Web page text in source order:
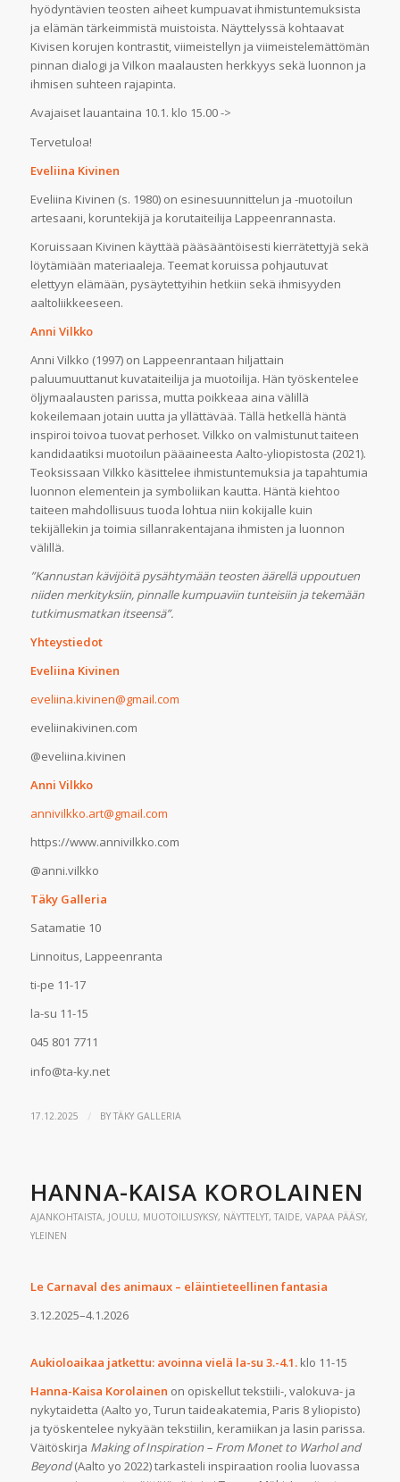
hyödyntävien teosten aiheet kumpuavat ihmistuntemuksista
ja elämän tärkeimmistä muistoista. Näyttelyssä kohtaavat
Kivisen korujen kontrastit, viimeistellyn ja viimeistelemättömän
pinnan dialogi ja Vilkon maalausten herkkyys sekä luonnon ja
ihmisen suhteen rajapinta.
Avajaiset lauantaina 10.1. klo 15.00 ->
Tervetuloa!
Eveliina Kivinen
Eveliina Kivinen (s. 1980) on esinesuunnittelun ja -muotoilun
artesaani, koruntekijä ja korutaiteilija Lappeenrannasta.
Koruissaan Kivinen käyttää pääsääntöisesti kierrätettyjä sekä
löytämiään materiaaleja. Teemat koruissa pohjautuvat
elettyyn elämään, pysäytettyihin hetkiin sekä ihmisyyden
aaltoliikkeeseen.
Anni Vilkko
Anni Vilkko (1997) on Lappeenrantaan hiljattain
paluumuuttanut kuvataiteilija ja muotoilija. Hän työskentelee
öljymaalausten parissa, mutta poikkeaa aina välillä
kokeilemaan jotain uutta ja yllättävää. Tällä hetkellä häntä
inspiroi toivoa tuovat perhoset. Vilkko on valmistunut taiteen
kandidaatiksi muotoilun pääaineesta Aalto-yliopistosta (2021).
Teoksissaan Vilkko käsittelee ihmistuntemuksia ja tapahtumia
luonnon elementein ja symboliikan kautta. Häntä kiehtoo
taiteen mahdollisuus tuoda lohtua niin kokijalle kuin
tekijällekin ja toimia sillanrakentajana ihmisten ja luonnon
välillä.
”Kannustan kävijöitä pysähtymään teosten äärellä uppoutuen
niiden merkityksiin, pinnalle kumpuaviin tunteisiin ja tekemään
tutkimusmatkan itseensä”.
Yhteystiedot
Eveliina Kivinen
eveliina.kivinen@gmail.com
eveliinakivinen.com
@eveliina.kivinen
Anni Vilkko
annivilkko.art@gmail.com
https://www.annivilkko.com
@anni.vilkko
Täky Galleria
Satamatie 10
Linnoitus, Lappeenranta
ti-pe 11-17
la-su 11-15
045 801 7711
info@ta-ky.net
17.12.2025 / BYTÄKY GALLERIA
HANNA-KAISA KOROLAINEN
AJANKOHTAISTA, JOULU, MUOTOILUSYKSY, NÄYTTELYT, TAIDE, VAPAA PÄÄSY,
YLEINEN
Le Carnaval des animaux – eläintieteellinen fantasia
3.12.2025–4.1.2026
Aukioloaikaa jatkettu: avoinna vielä la-su 3.-4.1.klo 11-15
Hanna-Kaisa Korolainen on opiskellut tekstiili-, valokuva- ja
nykytaidetta (Aalto yo, Turun taideakatemia, Paris 8 yliopisto)
ja työskentelee nykyään tekstiilin, keramiikan ja lasin parissa.
Väitöskirja Making of Inspiration – From Monet to Warhol and
Beyond(Aalto yo 2022) tarkasteli inspiraation roolia luovassa